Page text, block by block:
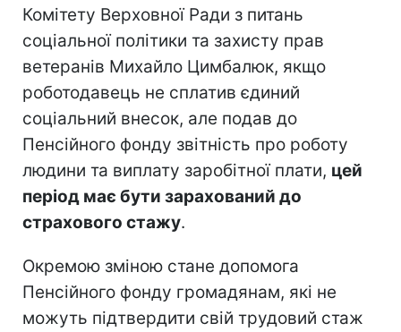
Комітету Верховної Ради з питань
соціальної політики та захисту прав
ветеранів Михайло Цимбалюк, якщо
роботодавець не сплатив єдиний
соціальний внесок, але подав до
Пенсійного фонду звітність про роботу
людини та виплату заробітної плати, цей
період має бути зарахований до
страхового стажу.
Окремою зміною стане допомога
Пенсійного фонду громадянам, які не
можуть підтвердити свій трудовий стаж